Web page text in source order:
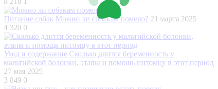
Питание собак Можно ли собакам помело? 21 марта 2025
4 320 0
Уход и содержание Сколько длится беременность у
мальтийской болонки, этапы и помощь питомцу в этот период
27 мая 2025
3 849 0